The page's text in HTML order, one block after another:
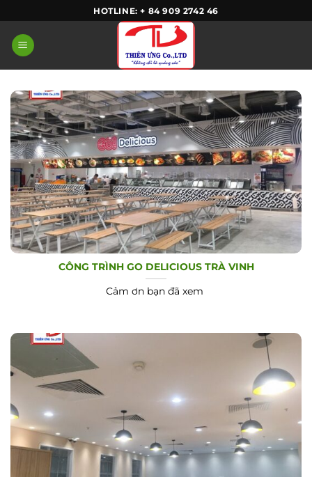
content
HOTLINE: + 84 909 2742 46
CÔNG TRÌNH GO DELICIOUS TRÀ VINH
Cảm ơn bạn đã xem